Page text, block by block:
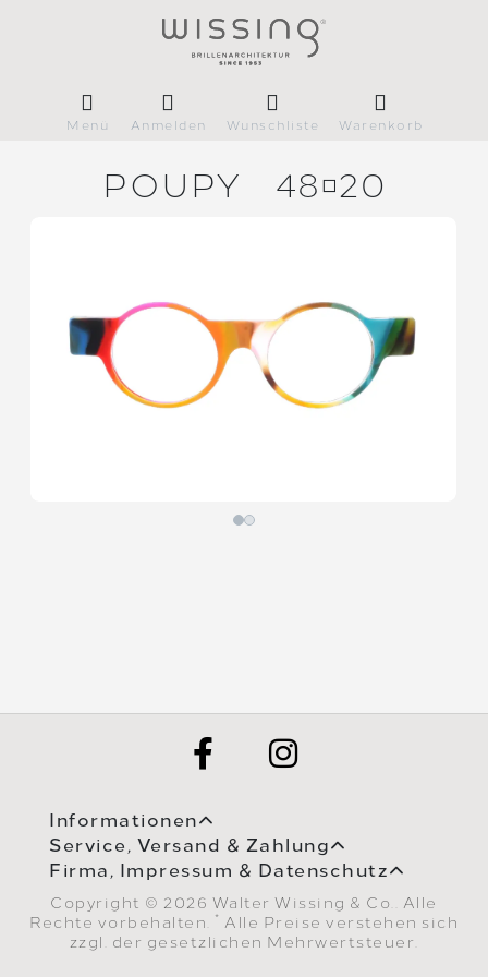
Menü Anmelden Wunschliste Warenkorb
POUPY 4820
Informationen
Service, Versand & Zahlung
Firma, Impressum & Datenschutz
Copyright © 2026 Walter Wissing & Co.. Alle
Rechte vorbehalten.
* Alle Preise verstehen sich
zzgl. der gesetzlichen Mehrwertsteuer.